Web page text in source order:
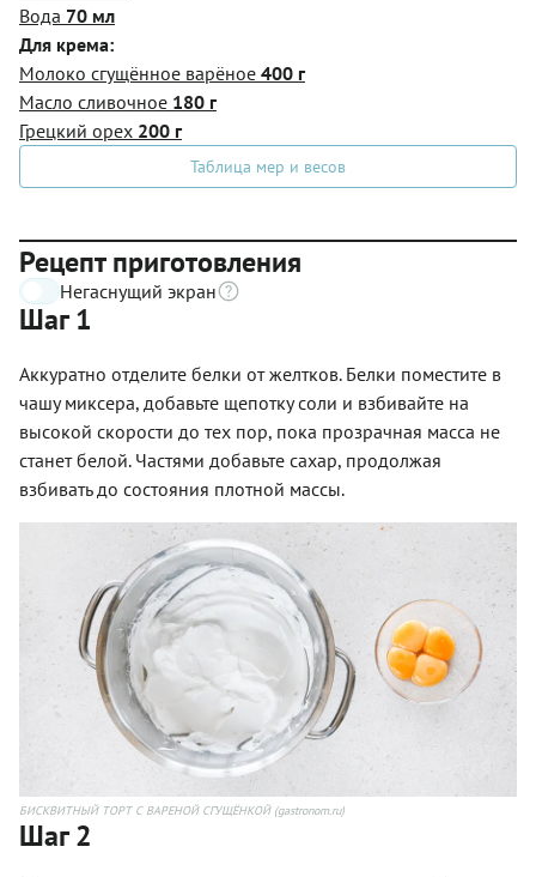
Вода 70 мл
Для крема:
Молоко сгущённое варёное 400 г
Масло сливочное 180 г
Грецкий орех 200 г
Таблица мер и весов
Рецепт приготовления
Негаснущий экран
Шаг 1
Аккуратно отделите белки от желтков. Белки поместите в
чашу миксера, добавьте щепотку соли и взбивайте на
высокой скорости до тех пор, пока прозрачная масса не
станет белой. Частями добавьте сахар, продолжая
взбивать до состояния плотной массы.
БИСКВИТНЫЙ ТОРТ С ВАРЕНОЙ СГУЩЁНКОЙ (gastronom.ru)
Шаг 2